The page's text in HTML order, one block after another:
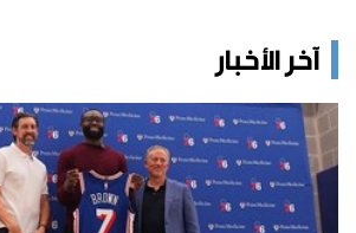
آخر الأخبار